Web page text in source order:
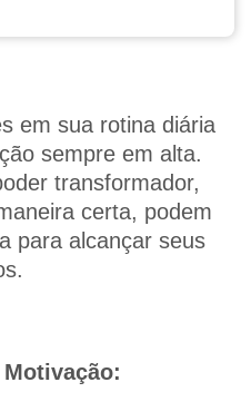
em sua rotina diária
sempre em alta.
transformador,
certa, podem
para alcançar seus